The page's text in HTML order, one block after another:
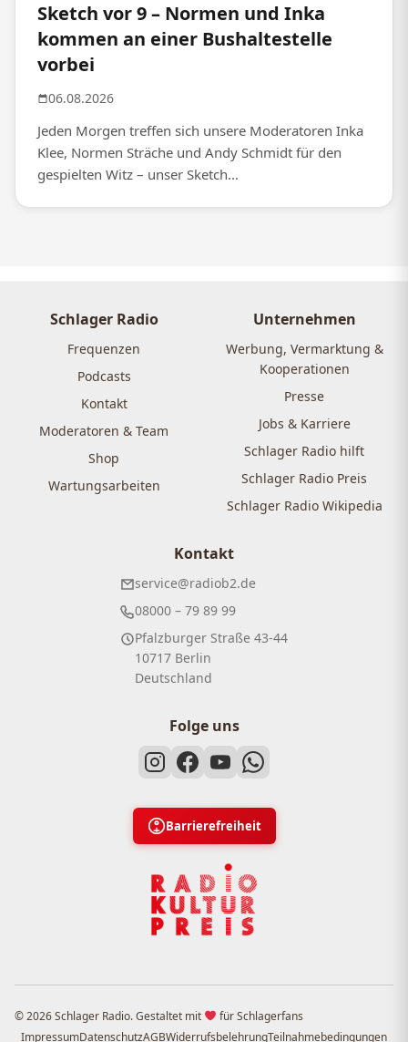
Sketch vor 9 – Normen und Inka
kommen an einer Bushaltestelle
vorbei
06.08.2026
Jeden Morgen treffen sich unsere Moderatoren Inka
Klee, Normen Sträche und Andy Schmidt für den
gespielten Witz – unser Sketch...
Schlager Radio
Frequenzen
Podcasts
Kontakt
Moderatoren & Team
Shop
Wartungsarbeiten
Unternehmen
Werbung, Vermarktung &
Kooperationen
Presse
Jobs & Karriere
Schlager Radio hilft
Schlager Radio Preis
Schlager Radio Wikipedia
Kontakt
service@radiob2.de
08000 – 79 89 99
Pfalzburger Straße 43-44
10717 Berlin
Deutschland
Folge uns
Barrierefreiheit
© 2026 Schlager Radio. Gestaltet mit
für Schlagerfans
ImpressumDatenschutzAGBWiderrufsbelehrungTeilnahmebedingungen